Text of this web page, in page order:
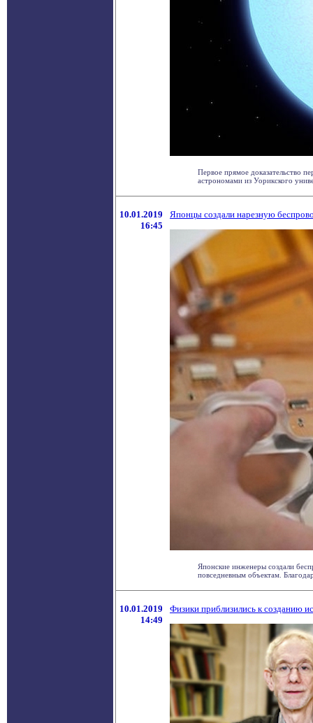
Первое прямое доказательство
астрономами из Уорикского
10.01.2019
16:45
Японцы создали нарезную
Японские инженеры создали
повседневным объектам.
10.01.2019
14:49
Физики приблизились к созданию